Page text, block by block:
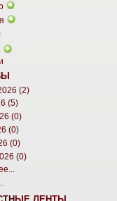
(2)
(5)
(0)
(0)
(0)
(0)